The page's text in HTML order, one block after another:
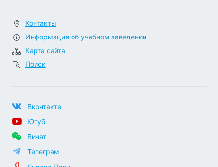
Контакты
Информация об учебном заведении
Карта сайта
Поиск
Вконтакте
Ютуб
Вичат
Телеграм